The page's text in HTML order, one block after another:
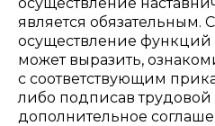
является обязательным.
осуществление функций
может выразить,
с соответствующим
либо подписав
дополнительное